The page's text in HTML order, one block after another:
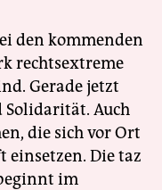
den kommenden
rechtsextreme
Gerade jetzt
Solidarität. Auch
die sich vor Ort
einsetzen. Die taz
im